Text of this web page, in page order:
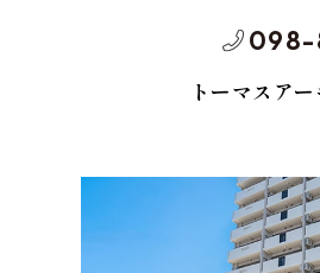
098-
トーマスア
テナントビル